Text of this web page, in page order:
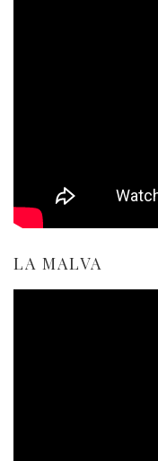
LA MALVA